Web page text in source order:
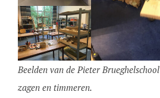
Beelden van de Pieter
zagen en timmeren.